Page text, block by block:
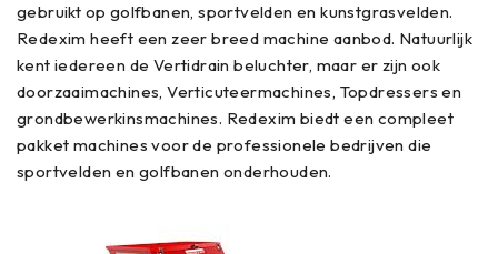
gebruikt op golfbanen, sportvelden en kunstgrasvelden.
Redexim heeft een zeer breed machine aanbod. Natuurlijk
kent iedereen de Vertidrain beluchter, maar er zijn ook
doorzaaimachines, Verticuteermachines, Topdressers en
grondbewerkinsmachines. Redexim biedt een compleet
pakket machines voor de professionele bedrijven die
sportvelden en golfbanen onderhouden.